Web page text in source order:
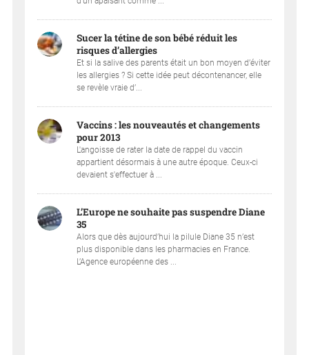
Sucer la tétine de son bébé réduit les
risques d’allergies
Et si la salive des parents était un bon moyen d’éviter
les allergies ? Si cette idée peut décontenancer, elle
se revèle vraie d’...
Vaccins : les nouveautés et changements
pour 2013
L'angoisse de rater la date de rappel du vaccin
appartient désormais à une autre époque. Ceux-ci
devaient s'effectuer à ...
L’Europe ne souhaite pas suspendre Diane
35
Alors que dès aujourd’hui la pilule Diane 35 n’est
plus disponible dans les pharmacies en France.
L’Agence européenne des ...